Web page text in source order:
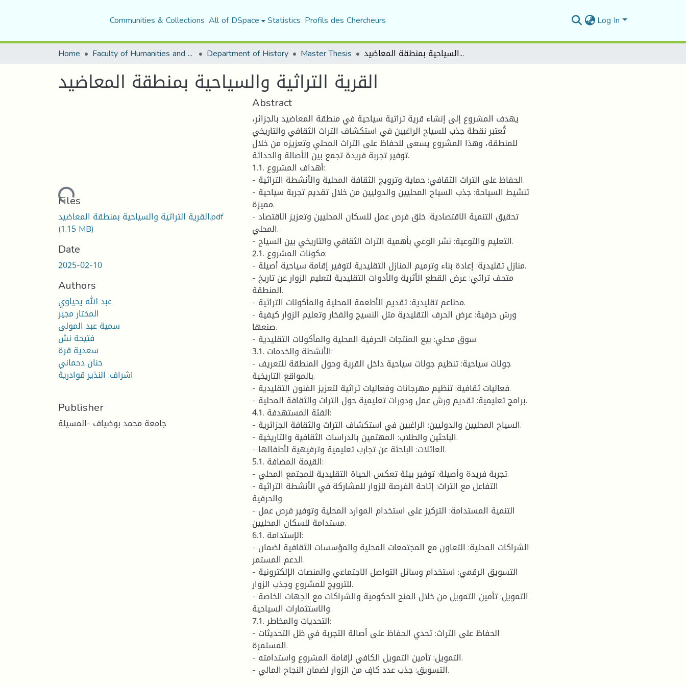
Communities & Collections All of DSpace Statistics Profils des Chercheurs Log In
Home Faculty of Humanities and Social Sciences Department of History Master Thesis القرية التراثية والسياحية بمنطقة المعاضيد
القرية التراثية والسياحية بمنطقة المعاضيد
Loading...
Files
القرية التراثية والسياحية بمنطقة المعاضيد.pdf
(1.15 MB)
Date
2025-02-10
Authors
عبد الله يحياوي
المختار مجير
سمية عبد المولى
فتيحة نش
سعدية قرة
حنان دحماني
اشراف: النذير قوادرية
Publisher
جامعة محمد بوضياف -المسيلة
Abstract
يهدف المشروع إلى إنشاء قرية تراثية سياحية في منطقة المعاضيد بالجزائر،
تُعتبر نقطة جذب للسياح الراغبين في استكشاف التراث الثقافي والتاريخي
للمنطقة، وهذا المشروع يسعى للحفاظ على التراث المحلي وتعزيزه من خلال
توفير تجربة فريدة تجمع بين الأصالة والحداثة.
1.1. أهداف المشروع:
- الحفاظ على التراث الثقافي: حماية وترويج الثقافة المحلية والأنشطة التراثية.
- تنشيط السياحة: جذب السياح المحليين والدوليين من خلال تقديم تجربة سياحية
مميزة.
- تحقيق التنمية الاقتصادية: خلق فرص عمل للسكان المحليين وتعزيز الاقتصاد
المحلي.
- التعليم والتوعية: نشر الوعي بأهمية التراث الثقافي والتاريخي بين السياح.
2.1. مكونات المشروع:
- منازل تقليدية: إعادة بناء وترميم المنازل التقليدية لتوفير إقامة سياحية أصيلة.
- متحف تراثي: عرض القطع الأثرية والأدوات التقليدية لتعليم الزوار عن تاريخ
المنطقة.
- مطاعم تقليدية: تقديم الأطعمة المحلية والمأكولات التراثية.
- ورش حرفية: عرض الحرف التقليدية مثل النسيج والفخار وتعليم الزوار كيفية
صنعها.
- سوق محلي: بيع المنتجات الحرفية المحلية والمأكولات التقليدية.
3.1. الأنشطة والخدمات:
- جولات سياحية: تنظيم جولات سياحية داخل القرية وحول المنطقة للتعريف
بالمواقع التاريخية.
- فعاليات ثقافية: تنظيم مهرجانات وفعاليات تراثية لتعزيز الفنون التقليدية.
- برامج تعليمية: تقديم ورش عمل ودورات تعليمية حول التراث والثقافة المحلية.
4.1. الفئة المستهدفة:
- السياح المحليين والدوليين: الراغبين في استكشاف التراث والثقافة الجزائرية.
- الباحثين والطلاب: المهتمين بالدراسات الثقافية والتاريخية.
- العائلات: الباحثة عن تجارب تعليمية وترفيهية لأطفالها.
5.1. القيمة المضافة:
- تجربة فريدة وأصيلة: توفير بيئة تعكس الحياة التقليدية للمجتمع المحلي.
- التفاعل مع التراث: إتاحة الفرصة للزوار للمشاركة في الأنشطة التراثية
والحرفية.
- التنمية المستدامة: التركيز على استخدام الموارد المحلية وتوفير فرص عمل
مستدامة للسكان المحليين.
6.1. الإستدامة:
- الشراكات المحلية: التعاون مع المجتمعات المحلية والمؤسسات الثقافية لضمان
الدعم المستمر.
- التسويق الرقمي: استخدام وسائل التواصل الاجتماعي والمنصات الإلكترونية
للترويج للمشروع وجذب الزوار.
- التمويل: تأمين التمويل من خلال المنح الحكومية والشراكات مع الجهات الخاصة
والاستثمارات السياحية.
7.1. التحديات والمخاطر:
- الحفاظ على التراث: تحدي الحفاظ على أصالة التجربة في ظل التحديثات
المستمرة.
- التمويل: تأمين التمويل الكافي لإقامة المشروع واستدامته.
- التسويق: جذب عدد كافٍ من الزوار لضمان النجاح المالي.